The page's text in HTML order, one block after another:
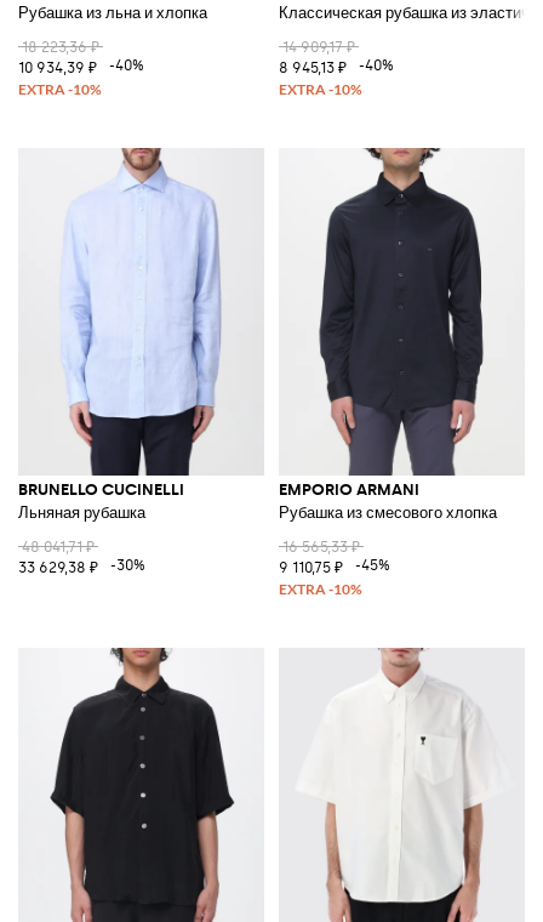
Рубашка из льна и хлопка
18 223,36 ₽
10 934,39 ₽
-40%
Классическая рубашка из
14 909,17 ₽
8 945,13 ₽
-40%
BRUNELLO CUCINELLI
Льняная рубашка
48 041,71 ₽
33 629,38 ₽
-30%
EMPORIO ARMANI
Рубашка из смесового хлопка
16 565,33 ₽
9 110,75 ₽
-45%